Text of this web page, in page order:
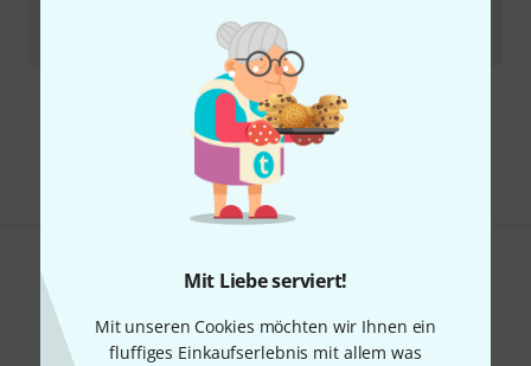
Mit Liebe serviert!
Mit unseren Cookies möchten wir Ihnen ein
fluffiges Einkaufserlebnis mit allem was
Sofort lieferbar
Kostenloser Versand ab 29 €
Alle Preise inkl. MwSt.
Gefällt Ihnen, was Sie sehen?
Teilen Hilfe & Feedback